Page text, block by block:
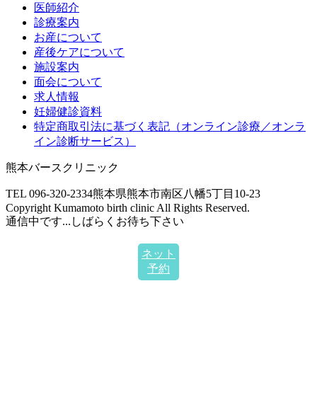
医師紹介
診療案内
お産について
産後ケアについて
施設案内
面会について
求人情報
妊婦健診資料
特定商取引法に基づく表記（オンライン診療／オンラ
イン診断サービス）
熊本バースクリニック
TEL 096-320-2334熊本県熊本市南区八幡5丁目10-23
Copyright Kumamoto birth clinic All Rights Reserved.
通信中です...しばらくお待ち下さい
ネット
予約